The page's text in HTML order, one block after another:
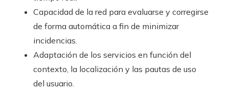
Capacidad de la red para evaluarse y corregirse
de forma automática a fin de minimizar
incidencias.
Adaptación de los servicios en función del
contexto, la localización y las pautas de uso
del usuario.